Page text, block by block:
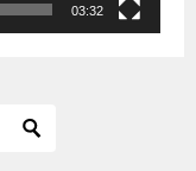
03:32